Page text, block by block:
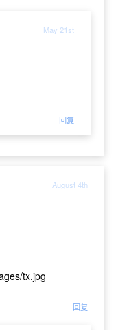
May 21st
回复
August 4th
tx.jpg
回复